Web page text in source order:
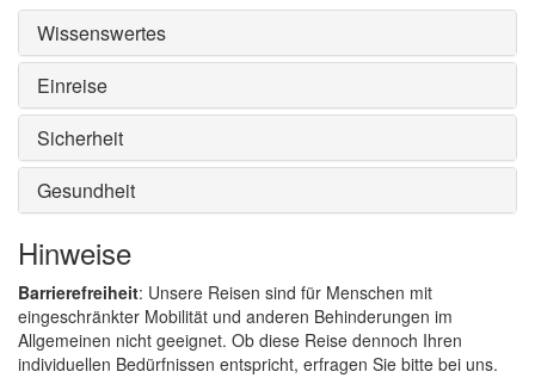
Wissenswertes
Einreise
Sicherheit
Gesundheit
Hinweise
Barrierefreiheit: Unsere Reisen sind für Menschen mit
eingeschränkter Mobilität und anderen Behinderungen im
Allgemeinen nicht geeignet. Ob diese Reise dennoch Ihren
individuellen Bedürfnissen entspricht, erfragen Sie bitte bei uns.